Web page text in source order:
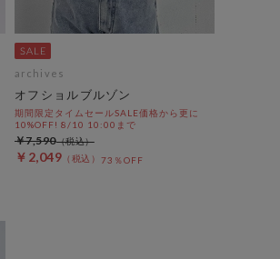
archives
オフショルブルゾン
期間限定タイムセールSALE価格から更に
10%OFF! 8/10 10:00まで
￥2,049 73％OFF
￥7,590